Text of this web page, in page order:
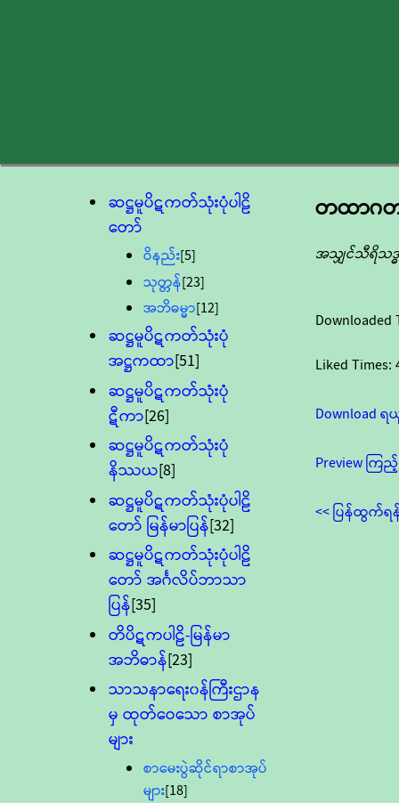
ဆဋ္ဌမူပိဋကတ်သုံးပုံပါဠိ
တော်
ဝိနည်း[5]
သုတ္တန်[23]
အဘိဓမ္မာ[12]
ဆဋ္ဌမူပိဋကတ်သုံးပုံ
အဋ္ဌကထာ[51]
ဆဋ္ဌမူပိဋကတ်သုံးပုံ
ဋီကာ[26]
ဆဋ္ဌမူပိဋကတ်သုံးပုံ
နိဿယ[8]
ဆဋ္ဌမူပိဋကတ်သုံးပုံပါဠိ
တော် မြန်မာပြန်[32]
ဆဋ္ဌမူပိဋကတ်သုံးပုံပါဠိ
တော် အင်္ဂလိပ်ဘာသာ
ပြန်[35]
တိပိဋကပါဠိ-မြန်မာ
အဘိဓာန်[23]
သာသနာရေး၀န်ကြီးဌာန
မှ ထုတ်ဝေသော စာအုပ်
များ
စာမေးပွဲဆိုင်ရာစာအုပ်
များ[18]
တထာဂတ
အသျှင်သီရိသဒ္
Downloaded
Liked Times:
Download
Preview ကြ
<< ပြန်ထွက်ရ